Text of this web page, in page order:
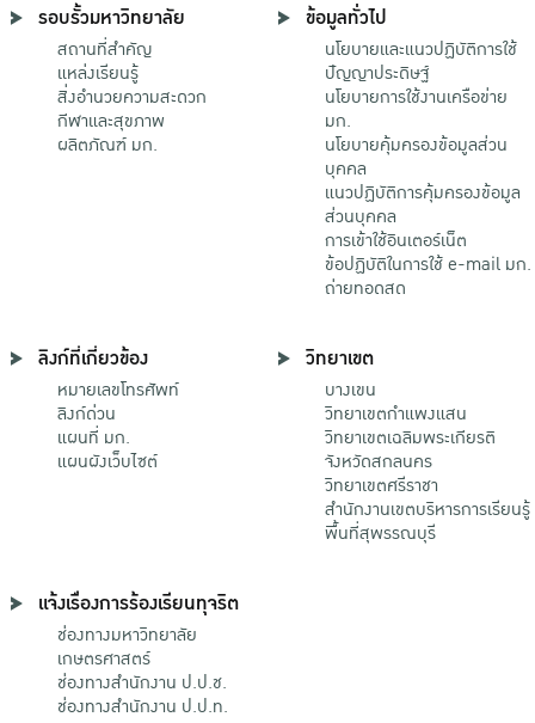
รอบรั้วมหาวิทยาลัย
สถานที่สำคัญ
แหล่งเรียนรู้
สิ่งอำนวยความสะดวก
กีฬาและสุขภาพ
ผลิตภัณฑ์ มก.
ข้อมูลทั่วไป
นโยบายและแนวปฏิบัติการใช้
ปัญญาประดิษฐ์
นโยบายการใช้งานเครือข่าย
มก.
นโยบายคุ้มครองข้อมูลส่วน
บุคคล
แนวปฏิบัติการคุ้มครองข้อมูล
ส่วนบุคคล
การเข้าใช้อินเตอร์เน็ต
ข้อปฏิบัติในการใช้ e-mail มก.
ถ่ายทอดสด
ลิงก์ที่เกี่ยวข้อง
หมายเลขโทรศัพท์
ลิงก์ด่วน
แผนที่ มก.
แผนผังเว็บไซต์
วิทยาเขต
บางเขน
วิทยาเขตกําแพงแสน
วิทยาเขตเฉลิมพระเกียรติ
จังหวัดสกลนคร
วิทยาเขตศรีราชา
สำนักงานเขตบริหารการเรียนรู้
พื้นที่สุพรรณบุรี
แจ้งเรื่องการร้องเรียนทุจริต
ช่องทางมหาวิทยาลัย
เกษตรศาสตร์
ช่องทางสำนักงาน ป.ป.ช.
ช่องทางสำนักงาน ป.ป.ท.